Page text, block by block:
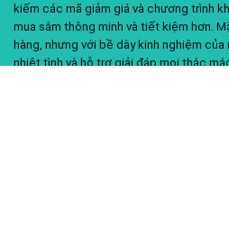
kiếm các mã giảm giá và chương trình
mua sắm thông minh và tiết kiệm hơn.
hàng, nhưng với bề dày kinh nghiệm
nhiệt tình và hỗ trợ giải đáp mọi thắc